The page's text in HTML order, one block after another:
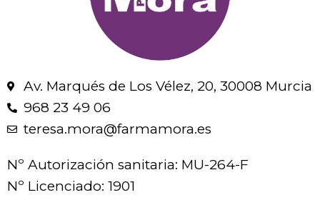
Av. Marqués de Los Vélez, 20, 30008 Murcia
968 23 49 06
teresa.mora@farmamora.es
Nº Autorización sanitaria: MU-264-F
Nº Licenciado: 1901